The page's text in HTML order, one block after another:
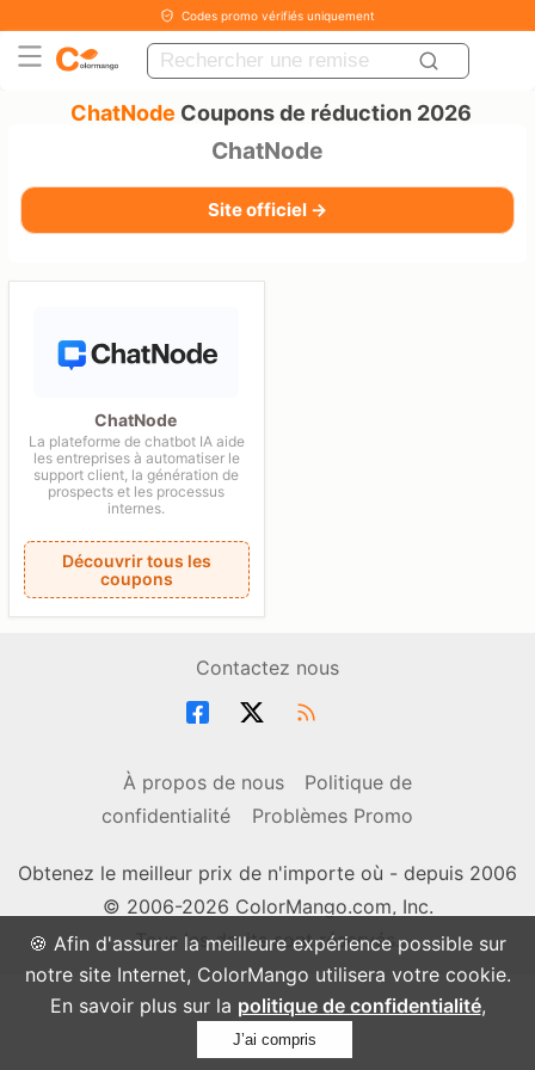
🍪 Afin d'assurer la meilleure expérience possible sur
notre site Internet, ColorMango utilisera votre cookie.
En savoir plus sur la politique de confidentialité,
J’ai compris
Codes promo vérifiés uniquement
ChatNode Coupons de réduction 2026
ChatNode
Site officiel →
ChatNode
La plateforme de chatbot IA aide
les entreprises à automatiser le
support client, la génération de
prospects et les processus
internes.
Découvrir tous les
coupons
Contactez nous
À propos de nous
Politique de
confidentialité
Problèmes Promo
Obtenez le meilleur prix de n'importe où - depuis 2006
© 2006-2026 ColorMango.com, Inc.
Tous les droits sont réservés.